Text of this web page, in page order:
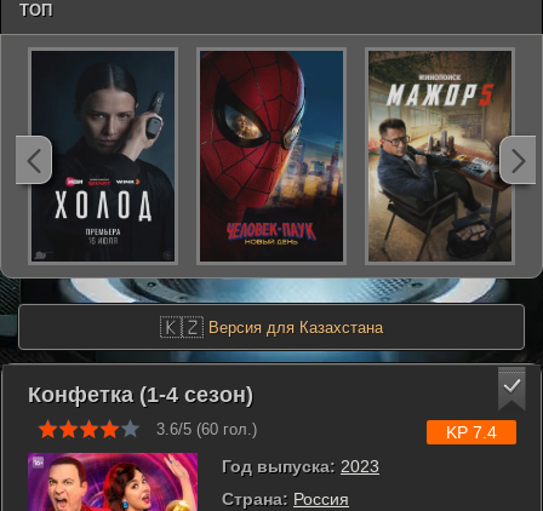
🇰🇿 Версия для Казахстана
Конфетка (1-4 сезон)
3.6/5 (60 гол.)
Год выпуска: 2023
Страна: Россия
KP 7.4
ТОП